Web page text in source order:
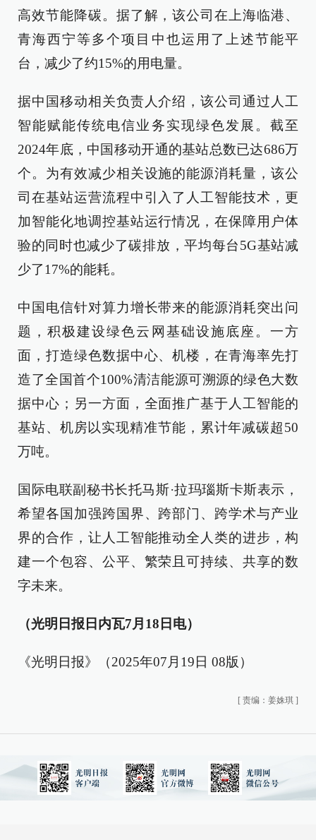
高效节能降碳。据了解，该公司在上海临港、
青海西宁等多个项目中也运用了上述节能平
台，减少了约15%的用电量。
据中国移动相关负责人介绍，该公司通过人工
智能赋能传统电信业务实现绿色发展。截至
2024年底，中国移动开通的基站总数已达686万
个。为有效减少相关设施的能源消耗量，该公
司在基站运营流程中引入了人工智能技术，更
加智能化地调控基站运行情况，在保障用户体
验的同时也减少了碳排放，平均每台5G基站减
少了17%的能耗。
中国电信针对算力增长带来的能源消耗突出问
题，积极建设绿色云网基础设施底座。一方
面，打造绿色数据中心、机楼，在青海率先打
造了全国首个100%清洁能源可溯源的绿色大数
据中心；另一方面，全面推广基于人工智能的
基站、机房以实现精准节能，累计年减碳超50
万吨。
国际电联副秘书长托马斯·拉玛瑙斯卡斯表示，
希望各国加强跨国界、跨部门、跨学术与产业
界的合作，让人工智能推动全人类的进步，构
建一个包容、公平、繁荣且可持续、共享的数
字未来。
（光明日报日内瓦7月18日电）
《光明日报》（2025年07月19日 08版）
[ 责编：姜姝琪 ]